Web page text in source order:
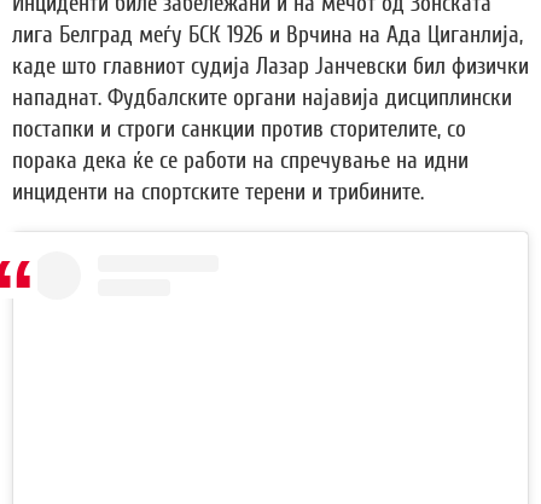
лига Белград меѓу БСК 1926 и Врчина на Ада Циганлија,
каде што главниот судија Лазар Јанчевски бил физички
нападнат. Фудбалските органи најавија дисциплински
постапки и строги санкции против сторителите, со
порака дека ќе се работи на спречување на идни
инциденти на спортските терени и трибините.